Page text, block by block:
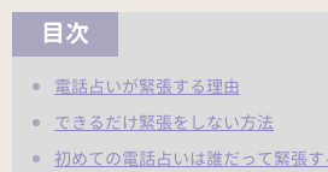
目次
電話占いが緊張する理由
できるだけ緊張をしない方法
初めての電話占いは誰だって緊張